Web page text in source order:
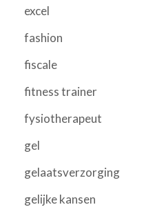
excel
fashion
fiscale
fitness trainer
fysiotherapeut
gel
gelaatsverzorging
gelijke kansen